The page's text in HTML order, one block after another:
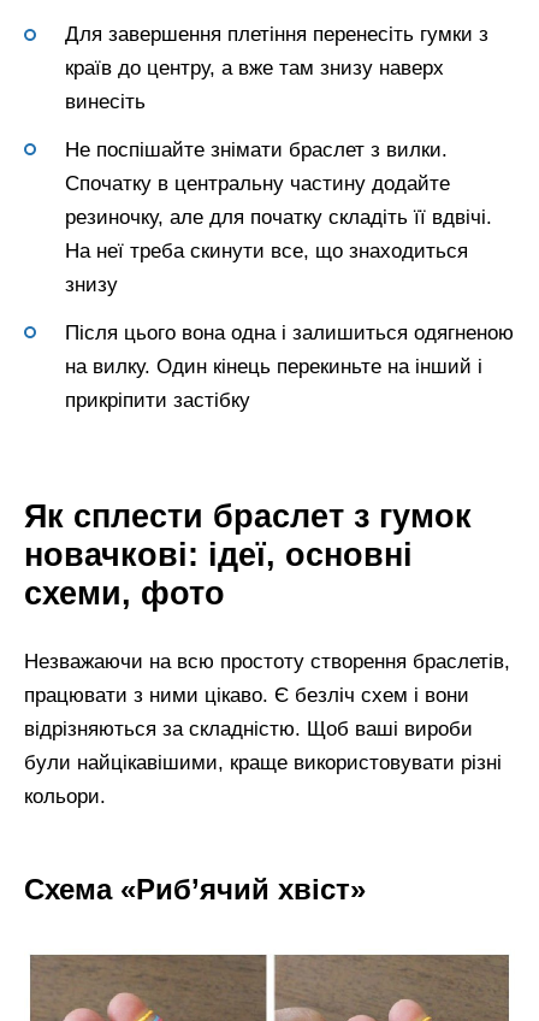
Для завершення плетіння перенесіть гумки з
країв до центру, а вже там знизу наверх
винесіть
Не поспішайте знімати браслет з вилки.
Спочатку в центральну частину додайте
резиночку, але для початку складіть її вдвічі.
На неї треба скинути все, що знаходиться
знизу
Після цього вона одна і залишиться одягненою
на вилку. Один кінець перекиньте на інший і
прикріпити застібку
Як сплести браслет з гумок
новачкові: ідеї, основні
схеми, фото
Незважаючи на всю простоту створення браслетів,
працювати з ними цікаво. Є безліч схем і вони
відрізняються за складністю. Щоб ваші вироби
були найцікавішими, краще використовувати різні
кольори.
Схема «Риб’ячий хвіст»